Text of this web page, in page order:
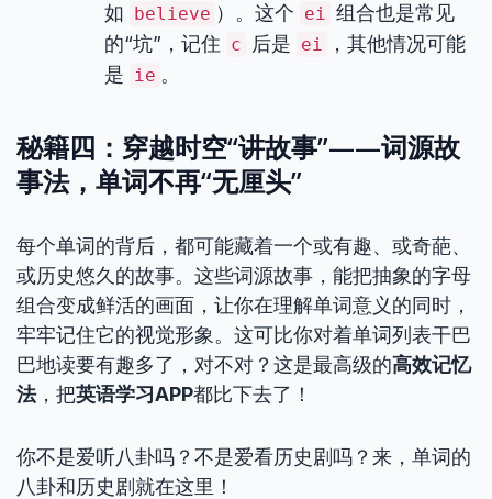
如 believe ）。这个 ei 组合也是常见
的“坑”，记住 c 后是 ei
，其他情况可能
是 ie 。
秘籍四：穿越时空“讲故事”——词源故
事法，单词不再“无厘头”
每个单词的背后，都可能藏着一个或有趣、或奇葩、
或历史悠久的故事。这些词源故事，能把抽象的字母
组合变成鲜活的画面，让你在理解单词意义的同时，
牢牢记住它的视觉形象。这可比你对着单词列表干巴
巴地读要有趣多了，对不对？这是最高级的高效记忆
法，把英语学习APP都比下去了！
你不是爱听八卦吗？不是爱看历史剧吗？来，单词的
八卦和历史剧就在这里！